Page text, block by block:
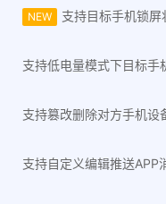
NEW 支持目标手机锁屏
支持低电量模式下目标手
支持篡改删除对方手机设
支持自定义编辑推送APP